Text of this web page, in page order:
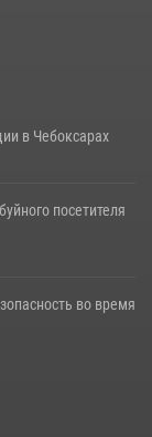
в Чебоксарах
посетителя
во время